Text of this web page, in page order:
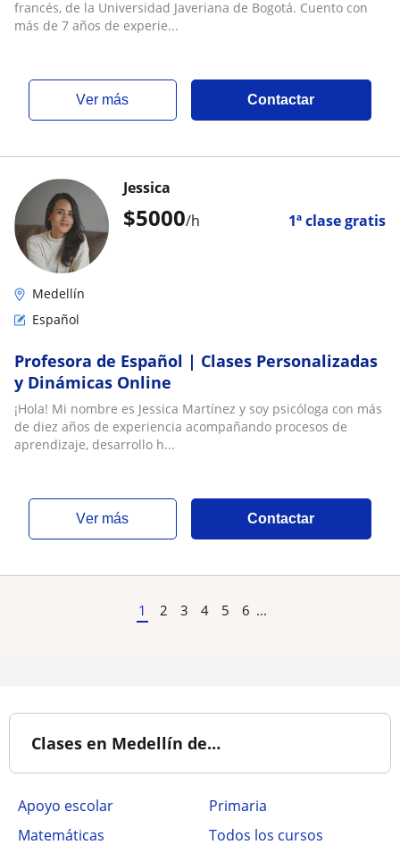
francés, de la Universidad Javeriana de Bogotá. Cuento con
más de 7 años de experie...
ver más Contactar
$5000/h 1ª clase gratis
Jessica
Medellín
Español
Profesora de Español | Clases Personalizadas
y Dinámicas Online
¡Hola! Mi nombre es Jessica Martínez y soy psicóloga con más
de diez años de experiencia acompañando procesos de
aprendizaje, desarrollo h...
ver más Contactar
1 2 3 4 5 6 ...
Clases en Medellín de…
Apoyo escolar
Primaria
Matemáticas
Todos los cursos